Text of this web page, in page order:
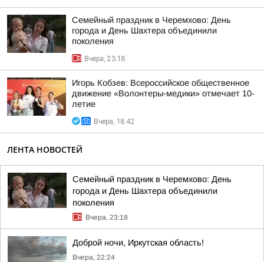
Семейный праздник в Черемхово: День
города и День Шахтера объединили
поколения
Вчера, 23:18
Игорь Кобзев: Всероссийское общественное
движение «Волонтеры-медики» отмечает 10-
летие
Вчера, 18:42
ЛЕНТА НОВОСТЕЙ
Семейный праздник в Черемхово: День
города и День Шахтера объединили
поколения
Вчера, 23:18
Доброй ночи, Иркутская область!
Вчера, 22:24